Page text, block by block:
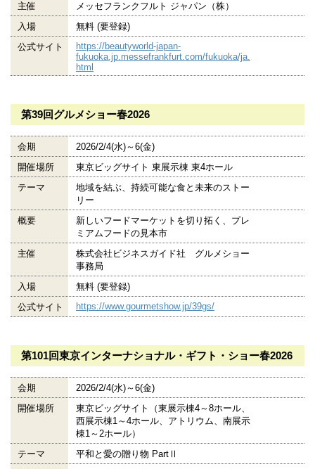
主催
メッセフランクフルト ジャパン（株）
入場
無料 (要登録)
公式サイト
https://beautyworld-japan-
fukuoka.jp.messefrankfurt.com/fukuoka/ja.
html
第39回グルメショー春2026
会期
2026/2/4(水)～6(金)
開催場所
東京ビッグサイト 東展示棟 東4ホール
テーマ
地域を結ぶ、持続可能な食と未来のストー
リー
概要
新しいフードマーケットを切り拓く、プレ
ミアムフードの見本市
主催
株式会社ビジネスガイド社 グルメショー
事務局
入場
無料 (要登録)
公式サイト
https://www.gourmetshow.jp/39gs/
第101回東京インターナショナル・ギフト・ショー春2026
会期
2026/2/4(水)～6(金)
開催場所
東京ビッグサイト（東展示棟4～8ホール、
西展示棟1～4ホール、アトリウム、南展示
棟1～2ホール）
テーマ
平和と愛の贈り物 PartⅡ